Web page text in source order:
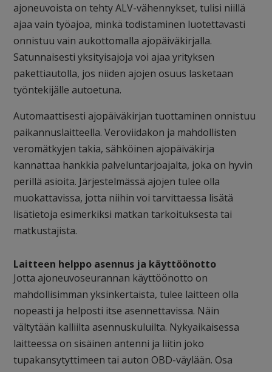
ajoneuvoista on tehty ALV-vähennykset, tulisi niillä
ajaa vain työajoa, minkä todistaminen luotettavasti
onnistuu vain aukottomalla ajopäiväkirjalla.
Satunnaisesti yksityisajoja voi ajaa yrityksen
pakettiautolla, jos niiden ajojen osuus lasketaan
työntekijälle autoetuna.
Automaattisesti ajopäiväkirjan tuottaminen onnistuu
paikannuslaitteella. Veroviidakon ja mahdollisten
veromätkyjen takia, sähköinen ajopäiväkirja
kannattaa hankkia palveluntarjoajalta, joka on hyvin
perillä asioita. Järjestelmässä ajojen tulee olla
muokattavissa, jotta niihin voi tarvittaessa lisätä
lisätietoja esimerkiksi matkan tarkoituksesta tai
matkustajista.
Laitteen helppo asennus ja käyttöönotto
Jotta ajoneuvoseurannan käyttöönotto on
mahdollisimman yksinkertaista, tulee laitteen olla
nopeasti ja helposti itse asennettavissa. Näin
vältytään kalliilta asennuskuluilta. Nykyaikaisessa
laitteessa on sisäinen antenni ja liitin joko
tupakansytyttimeen tai auton OBD-väylään. Osa